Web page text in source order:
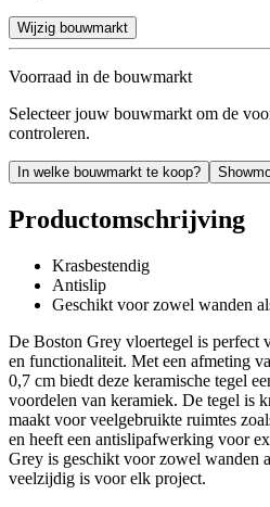
Wijzig bouwmarkt
Voorraad in de bouwmarkt
Selecteer jouw bouwmarkt om de
controleren.
In welke bouwmarkt te koop?
Productomschrijving
Krasbestendig
Antislip
Geschikt voor zowel wanden
De Boston Grey vloertegel is perfect
en functionaliteit. Met een afmeting
0,7 cm biedt deze keramische tegel
voordelen van keramiek. De tegel is
maakt voor veelgebruikte ruimtes
en heeft een antislipafwerking voor
Grey is geschikt voor zowel wanden
veelzijdig is voor elk project.